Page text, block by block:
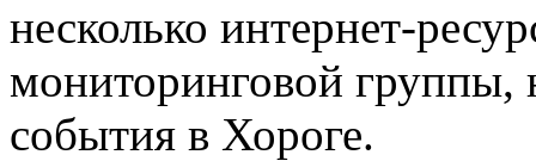
несколько интернет-
мониторинговой группы,
события в Хороге.